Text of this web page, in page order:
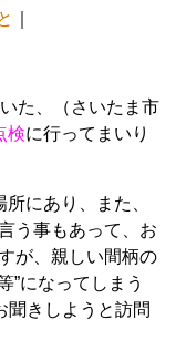
た、（さいたま市
検に行ってまいり
にあり、また、
う事もあって、お
が、親しい間柄の
”になってしまう
聞きしようと訪問